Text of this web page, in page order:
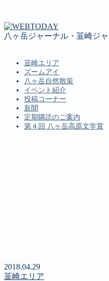
八ヶ岳ジャーナル・韮崎ジ
韮崎エリア
ズームアイ
八ヶ岳自然散策
イベント紹介
投稿コーナー
新聞
定期購読のご案内
第４回 八ヶ岳高原文学賞
2018.04.29
韮崎エリア